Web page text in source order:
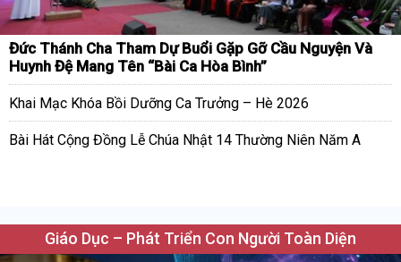
Đức Thánh Cha Tham Dự Buổi Gặp Gỡ Cầu Nguyện Và
Huynh Đệ Mang Tên “Bài Ca Hòa Bình”
Khai Mạc Khóa Bồi Dưỡng Ca Trưởng – Hè 2026
Bài Hát Cộng Đồng Lễ Chúa Nhật 14 Thường Niên Năm A
Giáo Dục – Phát Triển Con Người Toàn Diện